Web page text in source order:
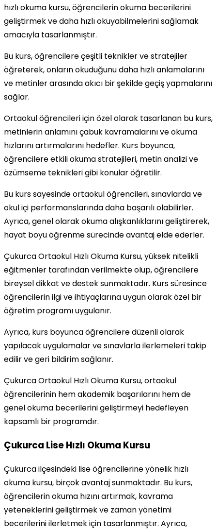
hızlı okuma kursu, öğrencilerin okuma becerilerini
geliştirmek ve daha hızlı okuyabilmelerini sağlamak
amacıyla tasarlanmıştır.
Bu kurs, öğrencilere çeşitli teknikler ve stratejiler
öğreterek, onların okuduğunu daha hızlı anlamalarını
ve metinler arasında akıcı bir şekilde geçiş yapmalarını
sağlar.
Ortaokul öğrencileri için özel olarak tasarlanan bu kurs,
metinlerin anlamını çabuk kavramalarını ve okuma
hızlarını artırmalarını hedefler. Kurs boyunca,
öğrencilere etkili okuma stratejileri, metin analizi ve
özümseme teknikleri gibi konular öğretilir.
Bu kurs sayesinde ortaokul öğrencileri, sınavlarda ve
okul içi performanslarında daha başarılı olabilirler.
Ayrıca, genel olarak okuma alışkanlıklarını geliştirerek,
hayat boyu öğrenme sürecinde avantaj elde ederler.
Çukurca Ortaokul Hızlı Okuma Kursu, yüksek nitelikli
eğitmenler tarafından verilmekte olup, öğrencilere
bireysel dikkat ve destek sunmaktadır. Kurs süresince
öğrencilerin ilgi ve ihtiyaçlarına uygun olarak özel bir
öğretim programı uygulanır.
Ayrıca, kurs boyunca öğrencilere düzenli olarak
yapılacak uygulamalar ve sınavlarla ilerlemeleri takip
edilir ve geri bildirim sağlanır.
Çukurca Ortaokul Hızlı Okuma Kursu, ortaokul
öğrencilerinin hem akademik başarılarını hem de
genel okuma becerilerini geliştirmeyi hedefleyen
kapsamlı bir programdır.
Çukurca Lise Hızlı Okuma Kursu
Çukurca ilçesindeki lise öğrencilerine yönelik hızlı
okuma kursu, birçok avantaj sunmaktadır. Bu kurs,
öğrencilerin okuma hızını artırmak, kavrama
yeteneklerini geliştirmek ve zaman yönetimi
becerilerini ilerletmek için tasarlanmıştır. Ayrıca,